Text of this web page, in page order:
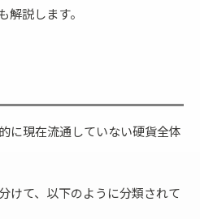
解説します。
に現在流通していない硬貨全体
けて、以下のように分類されて